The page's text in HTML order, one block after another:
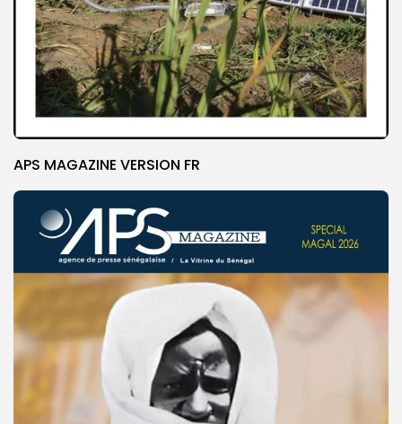
APS MAGAZINE VERSION FR